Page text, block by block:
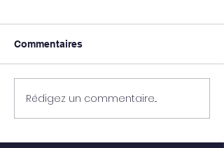
🎓 Calendrier de
Formations 2025🎓
Commentaires
Rédigez un commentaire...